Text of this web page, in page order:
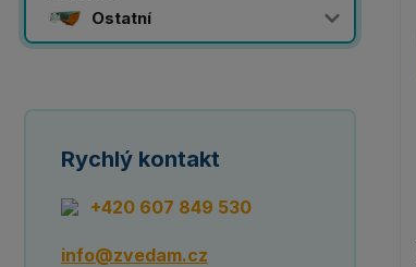
Ostatní
Rychlý kontakt
+420 607 849 530
info@zvedam.cz